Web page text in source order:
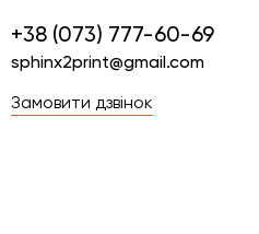
+38 (073) 777-60-69
sphinx2print@gmail.com
Замовити дзвінок